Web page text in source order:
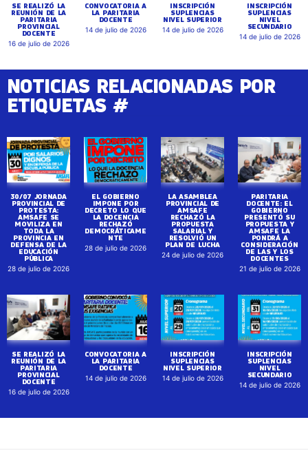
SE REALIZÓ LA
REUNIÓN DE LA
PARITARIA
PROVINCIAL
DOCENTE
16 de julio de 2026
CONVOCATORIA A
LA PARITARIA
DOCENTE
14 de julio de 2026
INSCRIPCIÓN
SUPLENCIAS
NIVEL SUPERIOR
14 de julio de 2026
INSCRIPCIÓN
SUPLENCIAS
NIVEL
SECUNDARIO
14 de julio de 2026
NOTICIAS RELACIONADAS POR
ETIQUETAS #
30/07 JORNADA
PROVINCIAL DE
PROTESTA:
AMSAFE SE
MOVILIZA EN
TODA LA
PROVINCIA EN
DEFENSA DE LA
EDUCACIÓN
PÚBLICA
28 de julio de 2026
EL GOBIERNO
IMPONE POR
DECRETO LO QUE
LA DOCENCIA
RECHAZÓ
DEMOCRÁTICAME
NTE
28 de julio de 2026
LA ASAMBLEA
PROVINCIAL DE
AMSAFE
RECHAZÓ LA
PROPUESTA
SALARIAL Y
RESOLVIÓ UN
PLAN DE LUCHA
24 de julio de 2026
PARITARIA
DOCENTE: EL
GOBIERNO
PRESENTÓ SU
PROPUESTA Y
AMSAFE LA
PONDRÁ A
CONSIDERACIÓN
DE LAS Y LOS
DOCENTES
21 de julio de 2026
SE REALIZÓ LA
REUNIÓN DE LA
PARITARIA
PROVINCIAL
DOCENTE
16 de julio de 2026
CONVOCATORIA A
LA PARITARIA
DOCENTE
14 de julio de 2026
INSCRIPCIÓN
SUPLENCIAS
NIVEL SUPERIOR
14 de julio de 2026
INSCRIPCIÓN
SUPLENCIAS
NIVEL
SECUNDARIO
14 de julio de 2026